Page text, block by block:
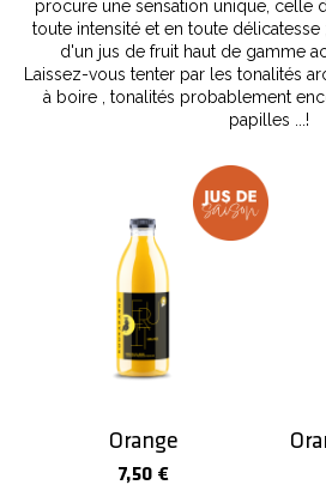
procure une sensation unique, celle
toute intensité et en toute délicatesse
d'un jus de fruit haut de gamme
Laissez-vous tenter par les tonalités
à boire , tonalités probablement
papilles ...!
saison
Orange
7,50 €